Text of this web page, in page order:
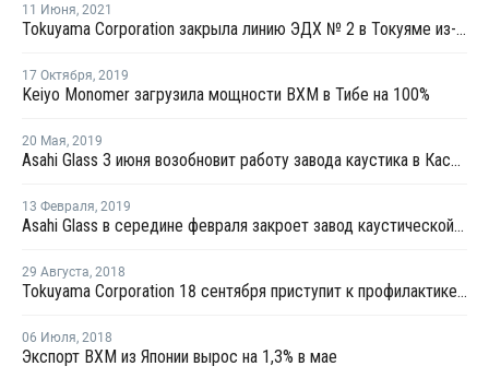
11 Июня, 2021
Tokuyama Corporation закрыла линию ЭДХ № 2 в Токуяме из-за технических проблем
17 Октября, 2019
Keiyo Monomer загрузила мощности ВХМ в Тибе на 100%
20 Мая, 2019
Asahi Glass 3 июня возобновит работу завода каустика в Касиме после плановой профилактики
13 Февраля, 2019
Asahi Glass в середине февраля закроет завод каустической соды в Тибе на плановую профилактику
29 Августа, 2018
Tokuyama Corporation 18 сентября приступит к профилактике на линии ВХМ в Токуяме
06 Июля, 2018
Экспорт ВХМ из Японии вырос на 1,3% в мае